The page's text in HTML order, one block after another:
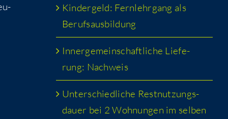
Kin­der­geld: Fern­lehr­gang als
Berufsausbildung
Inner­ge­mein­schaft­li­che Lie­fe­
rung: Nachweis
Unter­schied­li­che Rest­nut­zungs­
dau­er bei 2 Woh­nun­gen im sel­ben